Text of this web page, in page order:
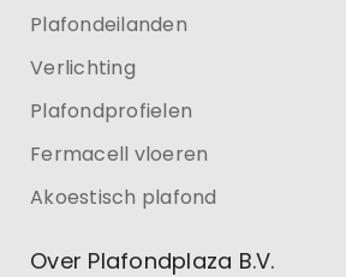
Plafondeilanden
Verlichting
Plafondprofielen
Fermacell vloeren
Akoestisch plafond
Over Plafondplaza B.V.